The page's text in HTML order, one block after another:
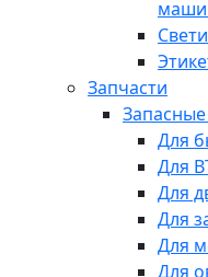
Запчасти
Для
Для
Для
Для
Для
Для